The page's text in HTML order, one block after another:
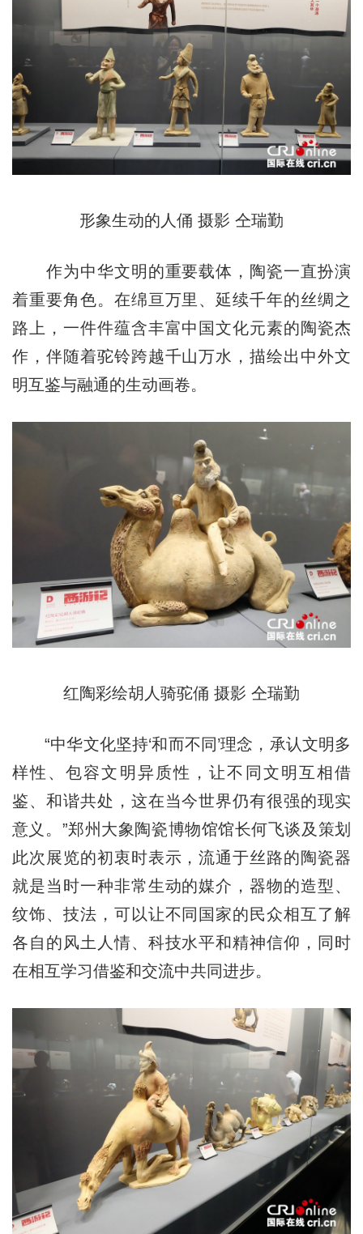
形象生动的人俑 摄影 仝瑞勤
作为中华文明的重要载体，陶瓷一直扮演
着重要角色。在绵亘万里、延续千年的丝绸之
路上，一件件蕴含丰富中国文化元素的陶瓷杰
作，伴随着驼铃跨越千山万水，描绘出中外文
明互鉴与融通的生动画卷。
红陶彩绘胡人骑驼俑 摄影 仝瑞勤
“中华文化坚持‘和而不同’理念，承认文明多
样性、包容文明异质性，让不同文明互相借
鉴、和谐共处，这在当今世界仍有很强的现实
意义。”郑州大象陶瓷博物馆馆长何飞谈及策划
此次展览的初衷时表示，流通于丝路的陶瓷器
就是当时一种非常生动的媒介，器物的造型、
纹饰、技法，可以让不同国家的民众相互了解
各自的风土人情、科技水平和精神信仰，同时
在相互学习借鉴和交流中共同进步。